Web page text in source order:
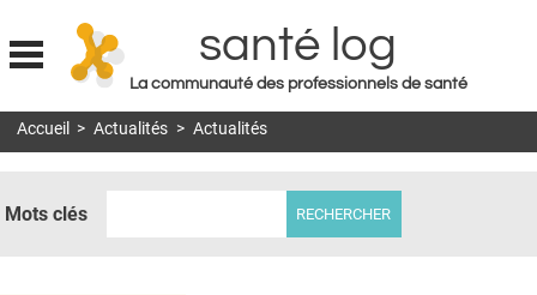
Jump to navigation
santé log
La communauté des professionnels de santé
MON COMPTE
Accueil > Actualités > Actualités
Mots clés